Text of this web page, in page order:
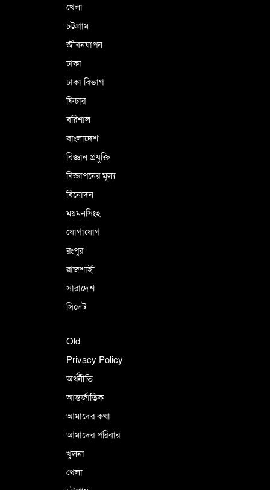
খেলা
চট্টগ্রাম
জীবনযাপন
ঢাকা
ঢাকা বিভাগ
ফিচার
বরিশাল
বাংলাদেশ
বিজ্ঞান প্রযুক্তি
বিজ্ঞাপনের মূল্য
বিনোদন
ময়মনসিংহ
যোগাযোগ
রংপুর
রাজশাহী
সারাদেশ
সিলেট
Old
Privacy Policy
অর্থনীতি
আন্তর্জাতিক
আমাদের কথা
আমাদের পরিবার
খুলনা
খেলা